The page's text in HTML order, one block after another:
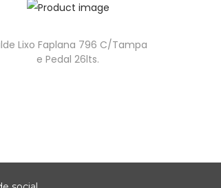
Lixo Faplana 796 C/Tampa
e Pedal 26lts.